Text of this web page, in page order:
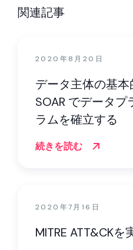
関連記事
2020年8月20日
データ主体の基本
SOAR でデータ
ラムを確立する
続きを読む
2020年7月16日
MITRE ATT&CKを